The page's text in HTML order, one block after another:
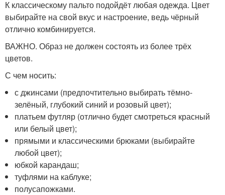
К классическому пальто подойдёт любая одежда. Цвет
выбирайте на свой вкус и настроение, ведь чёрный
отлично комбинируется.
ВАЖНО. Образ не должен состоять из более трёх
цветов.
С чем носить:
с джинсами (предпочтительно выбирать тёмно-
зелёный, глубокий синий и розовый цвет);
платьем футляр (отлично будет смотреться красный
или белый цвет);
прямыми и классическими брюками (выбирайте
любой цвет);
юбкой карандаш;
туфлями на каблуке;
полусапожками.